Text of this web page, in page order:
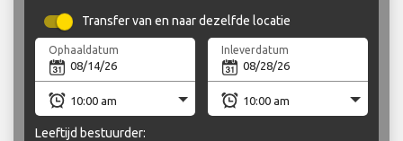
Transfer van en naar dezelfde locatie
Ophaaldatum Inleverdatum
Leeftijd bestuurder: